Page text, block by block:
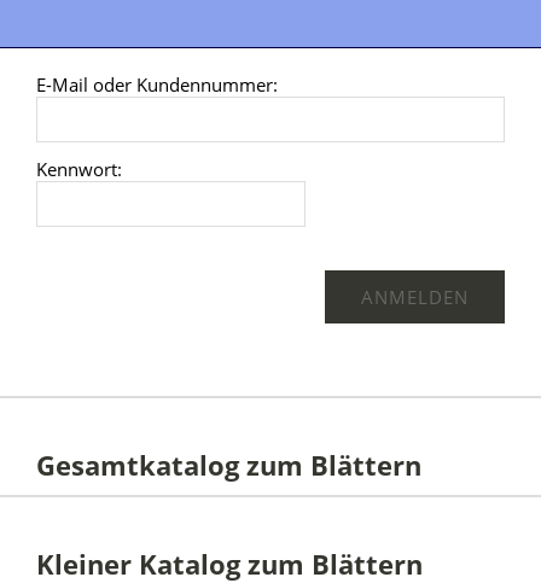
E-Mail oder Kundennummer:
Kennwort:
Gesamtkatalog zum Blättern
Kleiner Katalog zum Blättern